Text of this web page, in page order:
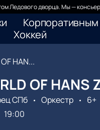
Ледового дворца. Мы —
Хоккей
HAN...
OF HANS
СПб Оркестр
6+
19:00